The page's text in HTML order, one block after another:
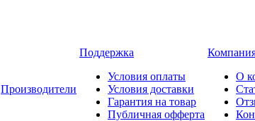
Производители
Поддержка
Условия оплаты
Условия доставки
Гарантия на товар
Публичная офферта
О